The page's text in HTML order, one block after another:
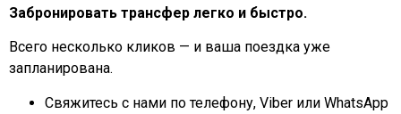
Забронировать трансфер легко и быстро.
Всего несколько кликов — и ваша поездка уже
запланирована.
Свяжитесь с нами по телефону, Viber или WhatsApp